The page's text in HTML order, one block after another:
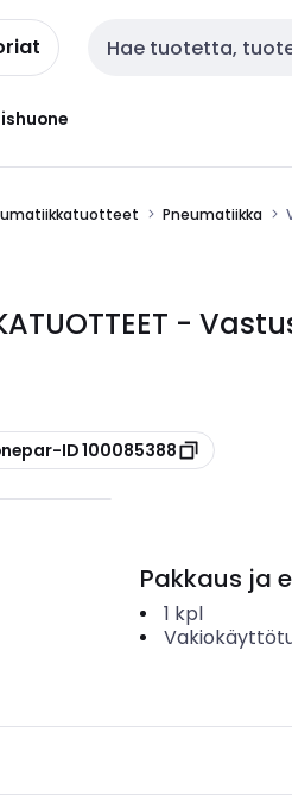
Haku
Pneumatiikka
-
ID 100085388
Pakkaus ja
1 kpl